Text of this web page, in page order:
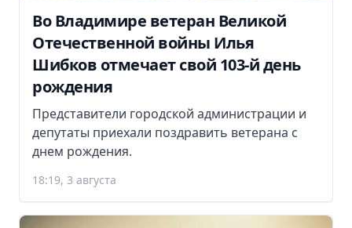
Во Владимире ветеран Великой
Отечественной войны Илья
Шибков отмечает свой 103-й день
рождения
Представители городской администрации и
депутаты приехали поздравить ветерана с
днем рождения.
18:19, 3 августа